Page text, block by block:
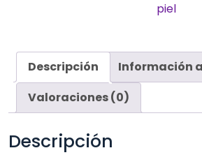
piel
Descripción
Información
Valoraciones (0)
Descripción